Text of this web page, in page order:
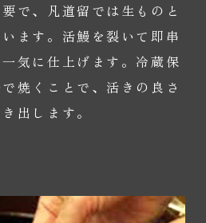
で、凡道留では生ものと
ます。活鰻を裂いて即串
気に仕上げます。冷蔵保
焼くことで、活きの良さ
出します。